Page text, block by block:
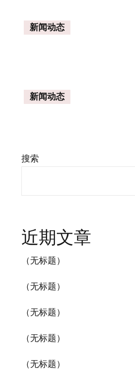
新闻动态
新闻动态
搜索
近期文章
（无标题）
（无标题）
（无标题）
（无标题）
（无标题）